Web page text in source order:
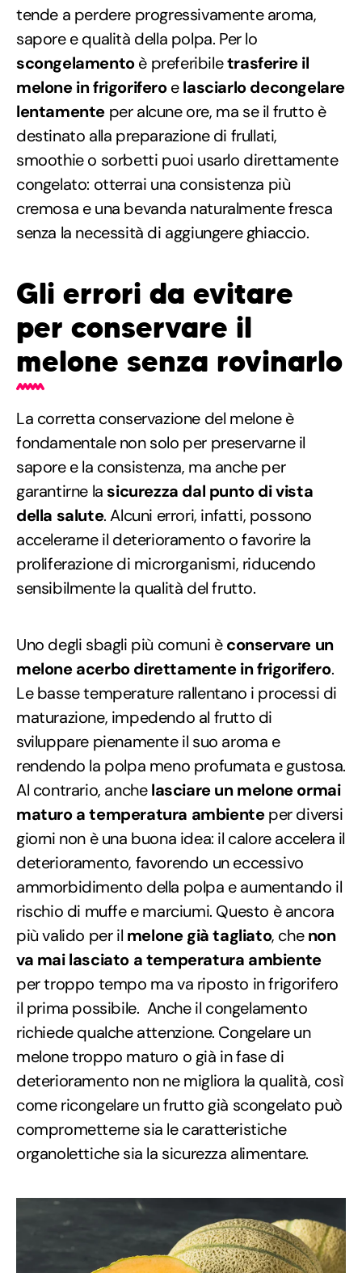
tende a perdere progressivamente aroma,
sapore e qualità della polpa. Per lo
scongelamentoè preferibiletrasferire il
melone in frigoriferoelasciarlo decongelare
lentamente per alcune ore, ma se il frutto è
destinato alla preparazione di frullati,
smoothie o sorbetti puoi usarlo direttamente
congelato: otterrai una consistenza più
cremosa e una bevanda naturalmente fresca
senza la necessità di aggiungere ghiaccio.
Gli errori da evitare
per conservare il
melone senza rovinarlo
La corretta conservazione del melone è
fondamentale non solo per preservarne il
sapore e la consistenza, ma anche per
garantirne la sicurezza dal punto di vista
della salute. Alcuni errori, infatti, possono
accelerarne il deterioramento o favorire la
proliferazione di microrganismi, riducendo
sensibilmente la qualità del frutto.
Uno degli sbagli più comuni èconservare un
melone acerbo direttamente in frigorifero.
Le basse temperature rallentano i processi di
maturazione, impedendo al frutto di
sviluppare pienamente il suo aroma e
rendendo la polpa meno profumata e gustosa.
Al contrario, anchelasciare un melone ormai
maturo a temperatura ambienteper diversi
giorni non è una buona idea: il calore accelera il
deterioramento, favorendo un eccessivo
ammorbidimento della polpa e aumentando il
rischio di muffe e marciumi. Questo è ancora
più valido per il melone già tagliato, chenon
va mai lasciato a temperatura ambiente
per troppo tempo ma va riposto in frigorifero
il prima possibile. Anche il congelamento
richiede qualche attenzione. Congelare un
melone troppo maturo o già in fase di
deterioramento non ne migliora la qualità, così
come ricongelare un frutto già scongelato può
comprometterne sia le caratteristiche
organolettiche sia la sicurezza alimentare.